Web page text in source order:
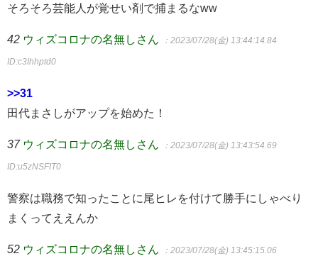
そろそろ芸能人が覚せい剤で捕まるなww
42 ウィズコロナの名無しさん ：2023/07/28(金) 13:44:14.84
ID:c3Ihhptd0
>>31
田代まさしがアップを始めた！
37 ウィズコロナの名無しさん ：2023/07/28(金) 13:43:54.69
ID:u5zNSFIT0
警察は職務で知ったことに尾ヒレを付けて勝手にしゃべり
まくってええんか
52 ウィズコロナの名無しさん ：2023/07/28(金) 13:45:15.06